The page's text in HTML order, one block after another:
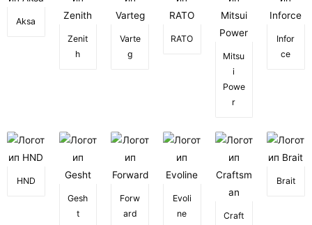
Aksa
Zenit
h
Varte
g
RATO
Mitsu
i
Powe
r
Infor
ce
HND
Gesh
t
Forw
ard
Evoli
ne
Craft
Brait